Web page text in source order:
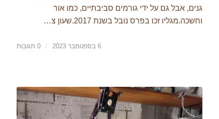
גנים, אבל גם על ידי גורמים סביבתיים, כמו אור
וחשכה.מגליו זכו בפרס נובל בשנת 2017.שעון צ…
6 בספטמבר 2023 / 0 תגובות